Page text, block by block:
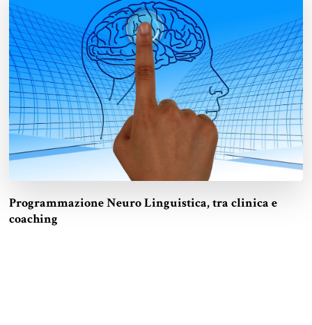
Programmazione Neuro Linguistica, tra clinica e
coaching